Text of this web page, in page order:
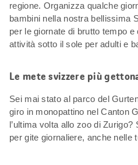
regione. Organizza qualche
bambini nella nostra bellissima
per le giornate di brutto tempo
attività sotto il sole per adulti e
Le mete svizzere più
Sei mai stato al parco del
giro in monopattino nel Canton
l’ultima volta allo zoo di
per gite giornaliere, anche nelle